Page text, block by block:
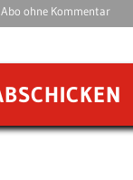
Abo ohne Kommentar